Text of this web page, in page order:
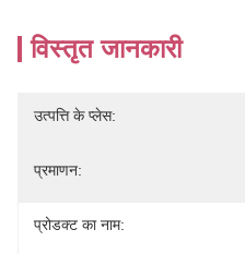
विस्तृत जानकारी
उत्पत्ति के प्लेस:
प्रमाणन:
प्रोडक्ट का नाम: